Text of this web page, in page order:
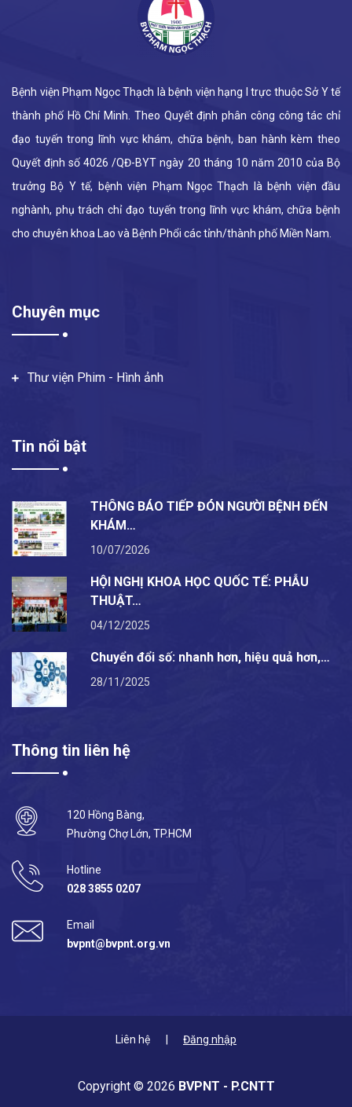
Bệnh viện Phạm Ngọc Thạch là bệnh viện hạng I trực thuộc Sở Y tế
thành phố Hồ Chí Minh. Theo Quyết định phân công công tác chỉ
đạo tuyến trong lĩnh vực khám, chữa bệnh, ban hành kèm theo
Quyết định số 4026 /QĐ-BYT ngày 20 tháng 10 năm 2010 của Bộ
trưởng Bộ Y tế, bệnh viện Phạm Ngọc Thạch là bệnh viện đầu
nghành, phụ trách chỉ đạo tuyến trong lĩnh vực khám, chữa bệnh
cho chuyên khoa Lao và Bệnh Phổi các tỉnh/thành phố Miền Nam.
Chuyên mục
Thư viện Phim - Hình ảnh
Tin nổi bật
THÔNG BÁO TIẾP ĐÓN NGƯỜI BỆNH ĐẾN
KHÁM…
10/07/2026
HỘI NGHỊ KHOA HỌC QUỐC TẾ: PHẪU
THUẬT…
04/12/2025
Chuyển đổi số: nhanh hơn, hiệu quả hơn,…
28/11/2025
Thông tin liên hệ
120 Hồng Bàng,
Phường Chợ Lớn, TP.HCM
Hotline
028 3855 0207
Email
bvpnt@bvpnt.org.vn
Liên hệ Đăng nhập
Copyright © 2026 BVPNT - P.CNTT